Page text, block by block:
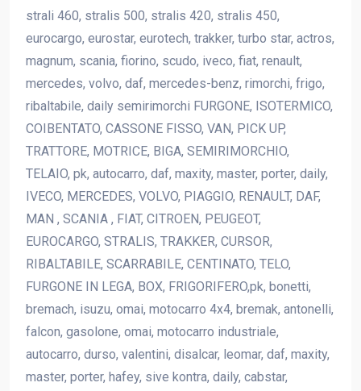
strali 460, stralis 500, stralis 420, stralis 450,
eurocargo, eurostar, eurotech, trakker, turbo star, actros,
magnum, scania, fiorino, scudo, iveco, fiat, renault,
mercedes, volvo, daf, mercedes-benz, rimorchi, frigo,
ribaltabile, daily semirimorchi FURGONE, ISOTERMICO,
COIBENTATO, CASSONE FISSO, VAN, PICK UP,
TRATTORE, MOTRICE, BIGA, SEMIRIMORCHIO,
TELAIO, pk, autocarro, daf, maxity, master, porter, daily,
IVECO, MERCEDES, VOLVO, PIAGGIO, RENAULT, DAF,
MAN , SCANIA , FIAT, CITROEN, PEUGEOT,
EUROCARGO, STRALIS, TRAKKER, CURSOR,
RIBALTABILE, SCARRABILE, CENTINATO, TELO,
FURGONE IN LEGA, BOX, FRIGORIFERO,pk, bonetti,
bremach, isuzu, omai, motocarro 4x4, bremak, antonelli,
falcon, gasolone, omai, motocarro industriale,
autocarro, durso, valentini, disalcar, leomar, daf, maxity,
master, porter, hafey, sive kontra, daily, cabstar,